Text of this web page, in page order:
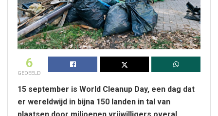
6
GEDEELD
15 september is World Cleanup Day, een dag dat
er wereldwijd in bijna 150 landen in tal van
plaatsen door miljoenen vrijwilligers overal